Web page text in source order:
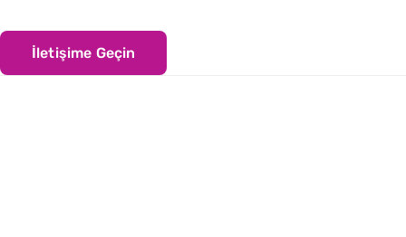
İletişime Geçin